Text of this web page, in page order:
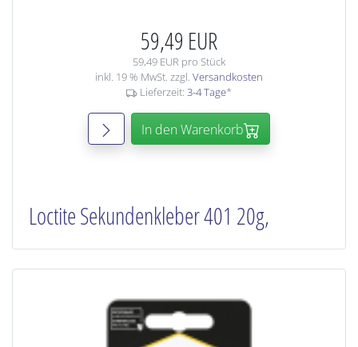
59,49 EUR
59,49 EUR pro Stück
inkl. 19 % MwSt. zzgl. Versandkosten
Lieferzeit: 3-4 Tage*
In den Warenkorb
Loctite Sekundenkleber 401 20g,